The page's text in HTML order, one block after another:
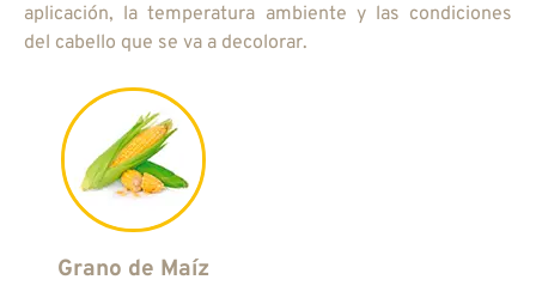
aplicación, la temperatura ambiente y las condiciones
del cabello que se va a decolorar.
Grano de Maíz